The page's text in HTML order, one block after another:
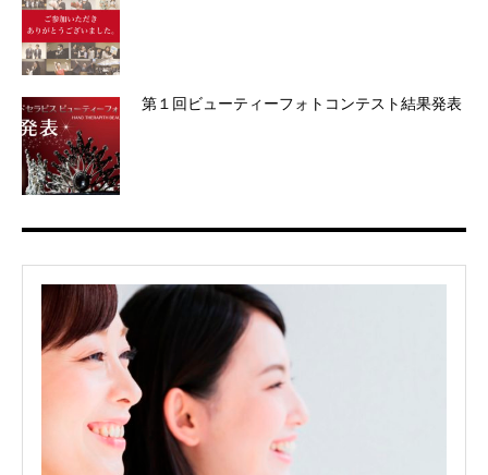
第１回ビューティーフォトコンテスト結果発表